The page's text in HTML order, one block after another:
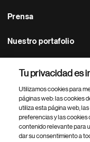
Prensa
Nuestro portafolio
Footer Site Search
Tu privacidad es
Utilizamos cookies para
páginas web: las cookies
utiliza esta página web,
preferencias y las cookies
contenido relevante para
dar su consentimiento a